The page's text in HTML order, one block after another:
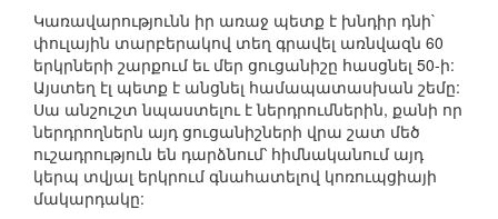
Կառավարությունն իր առաջ պետք է խնդիր դնի`
փուլային տարբերակով տեղ գրավել առնվազն 60
երկրների շարքում եւ մեր ցուցանիշը հասցնել 50-ի:
Այստեղ էլ պետք է անցնել համապատասխան շեմը:
Սա անշուշտ նպաստելու է ներդրումներին, քանի որ
ներդրողներն այդ ցուցանիշների վրա շատ մեծ
ուշադրություն են դարձնում՝ հիմնականում այդ
կերպ տվյալ երկրում գնահատելով կոռուպցիայի
մակարդակը: